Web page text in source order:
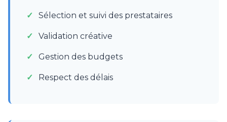
Sélection et suivi des prestataires
Validation créative
Gestion des budgets
Respect des délais